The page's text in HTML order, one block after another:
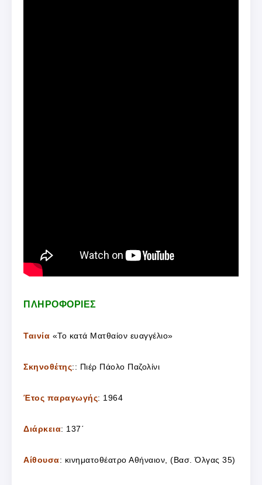
ΠΛΗΡΟΦΟΡΙΕΣ
Ταινία «Το κατά Ματθαίον ευαγγέλιο»
Σκηνοθέτης:: Πιέρ Πάολο Παζολίνι
Έτος παραγωγής: 1964
Διάρκεια: 137΄
Αίθουσα: κινηματοθέατρο Αθήναιον, (Βασ. Όλγας 35)